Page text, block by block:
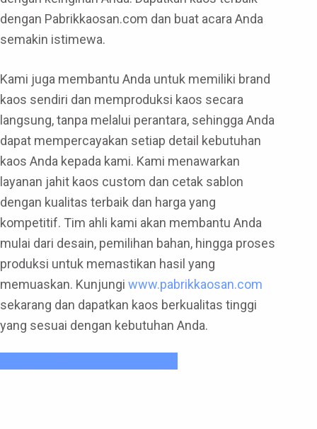
dengan Pabrikkaosan.com dan buat acara Anda
semakin istimewa.
Kami juga membantu Anda untuk memiliki brand
kaos sendiri dan memproduksi kaos secara
langsung, tanpa melalui perantara, sehingga Anda
dapat mempercayakan setiap detail kebutuhan
kaos Anda kepada kami. Kami menawarkan
layanan jahit kaos custom dan cetak sablon
dengan kualitas terbaik dan harga yang
kompetitif. Tim ahli kami akan membantu Anda
mulai dari desain, pemilihan bahan, hingga proses
produksi untuk memastikan hasil yang
memuaskan. Kunjungi www.pabrikkaosan.com
sekarang dan dapatkan kaos berkualitas tinggi
yang sesuai dengan kebutuhan Anda.